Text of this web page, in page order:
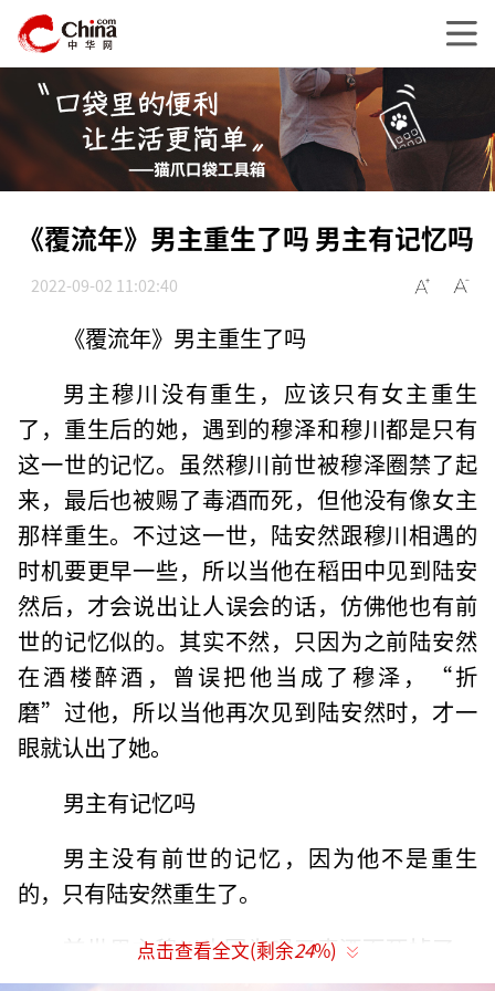
《覆流年》男主重生了吗 男主有记忆吗
2022-09-02 11:02:40
《覆流年》男主重生了吗
男主穆川没有重生，应该只有女主重生
了，重生后的她，遇到的穆泽和穆川都是只有
这一世的记忆。虽然穆川前世被穆泽圈禁了起
来，最后也被赐了毒酒而死，但他没有像女主
那样重生。不过这一世，陆安然跟穆川相遇的
时机要更早一些，所以当他在稻田中见到陆安
然后，才会说出让人误会的话，仿佛他也有前
世的记忆似的。其实不然，只因为之前陆安然
在酒楼醉酒，曾误把他当成了穆泽，“折
磨”过他，所以当他再次见到陆安然时，才一
眼就认出了她。
男主有记忆吗
男主没有前世的记忆，因为他不是重生
的，只有陆安然重生了。
前世男主穆川也因为喝了毒酒而死掉了，
但从这一世他跟女主的相处方式来看，他根本
点击查看全文(剩余24%)